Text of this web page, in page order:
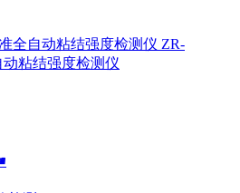
ZR-
粘结强度检测仪